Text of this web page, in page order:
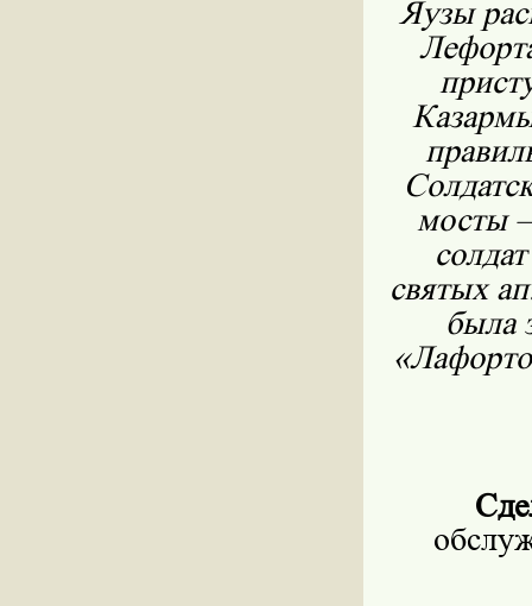
Яузы
мосты
святых
была